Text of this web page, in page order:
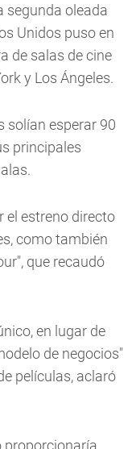
segunda oleada
Unidos puso en
de salas de cine
y Los Ángeles.
solían esperar 90
principales
el estreno directo
como también
que recaudó
en lugar de
de negocios"
películas, aclaró
proporcionaría